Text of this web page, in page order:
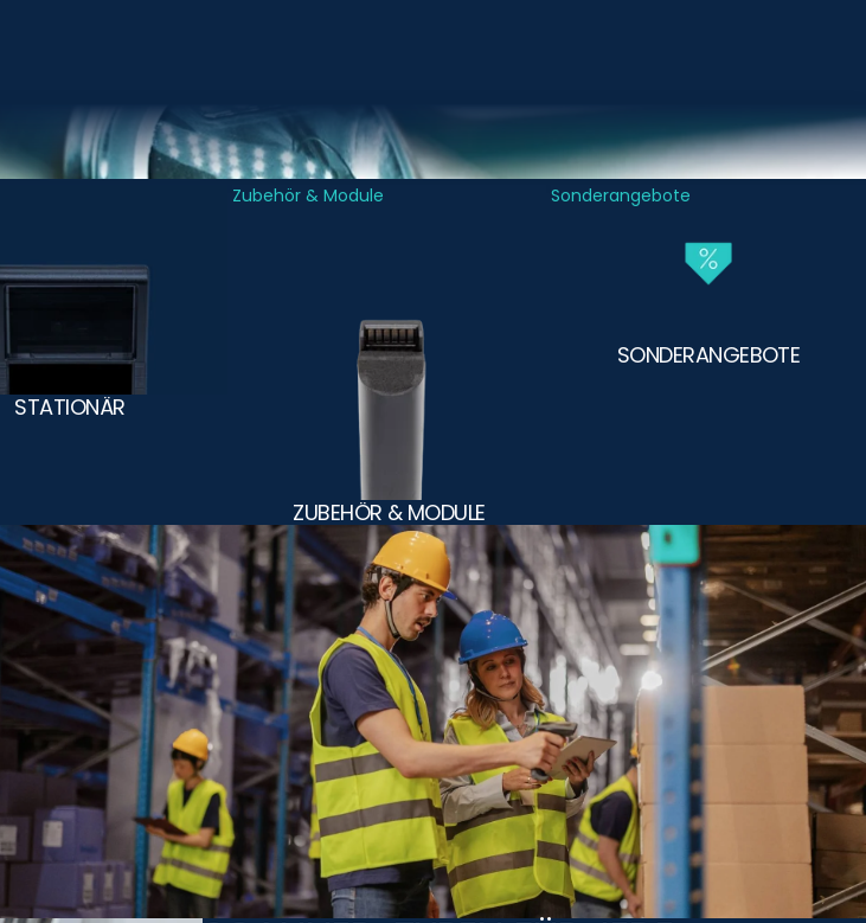
STATIONÄR
Zubehör & Module
ZUBEHÖR & MODULE
Sonderangebote
SONDERANGEBOTE